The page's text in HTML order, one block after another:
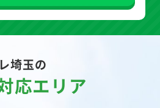
埼玉の
応エリア